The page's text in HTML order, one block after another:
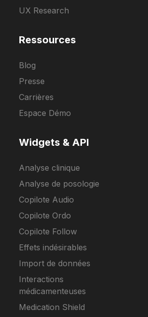
UX Research
Ressources
Blog
Presse
Carrières
Espace Démo
Widgets & API
Analyse clinique
Analyse de posologie
Copilote Audio
Copilote Ordo
Copilote Follow
Effets indésirables
Import de données
Interactions
médicamenteuses
Medication Shield